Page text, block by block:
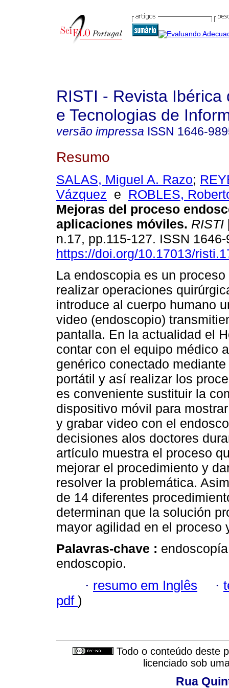
RISTI - Revista Ibérica
e Tecnologias de
versão impressa ISSN 1646-
Resumo
SALAS, Miguel A. Razo;
Vázquez e ROBLES,
Mejoras del proceso
aplicaciones móviles. RISTI
n.17, pp.115-127. ISSN
https://doi.org/10.17013/
La endoscopia es un
realizar operaciones
introduce al cuerpo humano
video (endoscopio)
pantalla. En la actualidad el
contar con el equipo médico
genérico conectado
portátil y así realizar los
es conveniente sustituir la
dispositivo móvil para
y grabar video con el
decisiones alos doctores
artículo muestra el proceso
mejorar el procedimiento y
resolver la problemática.
de 14 diferentes
determinan que la solución
mayor agilidad en el proceso
Palavras-chave :
endoscopio.
· resumo em Inglês ·
pdf )
Todo o conteúdo deste
licenciado sob
Rua